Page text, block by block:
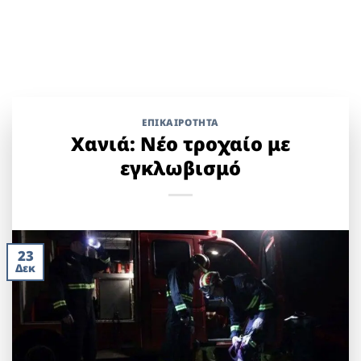
ΕΠΙΚΑΙΡΟΤΗΤΑ
Χανιά: Νέο τροχαίο με
εγκλωβισμό
23
Δεκ